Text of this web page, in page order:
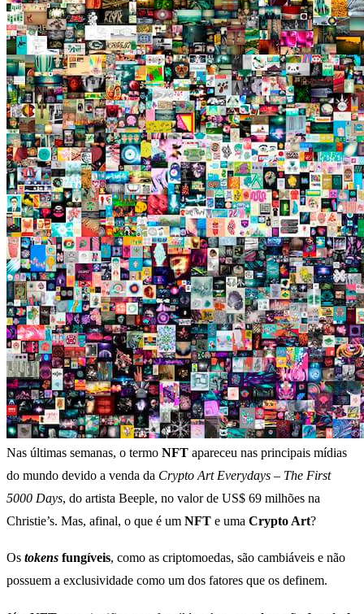
Nas últimas semanas, o termo NFT apareceu nas principais mídias
do mundo devido a venda da Crypto Art Everydays – The First
5000 Days, do artista Beeple, no valor de US$ 69 milhões na
Christie’s. Mas, afinal, o que é um NFT e uma Crypto Art?
Os tokens fungíveis, como as criptomoedas, são cambiáveis e não
possuem a exclusividade como um dos fatores que os definem.